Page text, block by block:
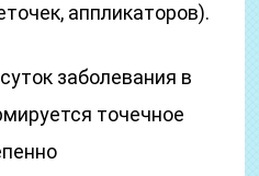
аппликаторов).
заболевания в
точечное